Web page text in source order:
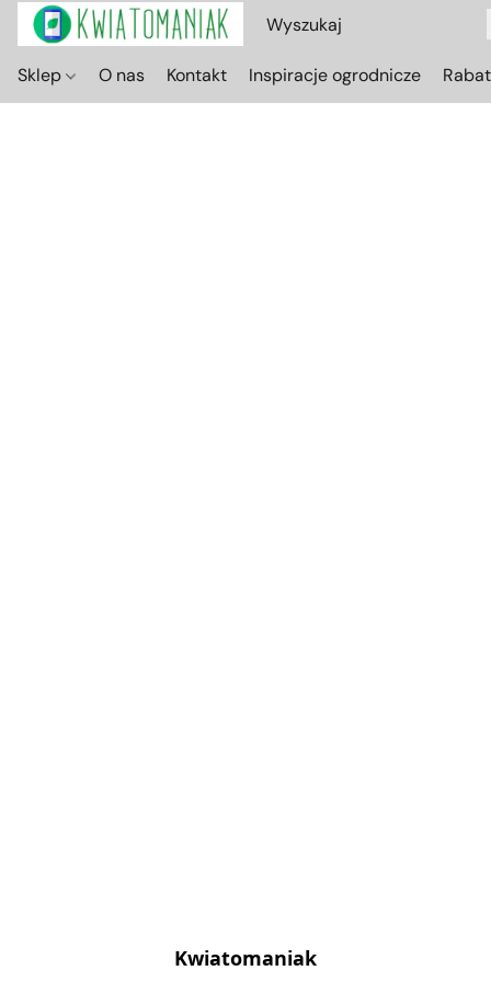
Sklep O nas Kontakt Inspiracje ogrodnicze
Kwiatomaniak